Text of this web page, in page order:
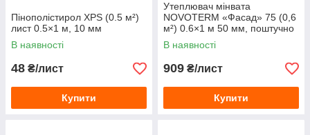
Пінополістирол XPS (0.5 м²)
лист 0.5×1 м, 10 мм
В наявності
48 ₴/лист
Купити
Утеплювач мінвата
NOVOTERM «Фасад» 75 (0,6
м²) 0.6×1 м 50 мм, поштучно
В наявності
909 ₴/лист
Купити